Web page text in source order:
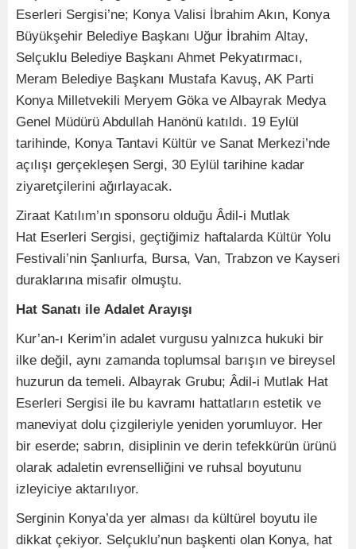
Eserleri Sergisi’ne; Konya Valisi İbrahim Akın, Konya
Büyükşehir Belediye Başkanı Uğur İbrahim Altay,
Selçuklu Belediye Başkanı Ahmet Pekyatırmacı,
Meram Belediye Başkanı Mustafa Kavuş, AK Parti
Konya Milletvekili Meryem Göka ve Albayrak Medya
Genel Müdürü Abdullah Hanönü katıldı. 19 Eylül
tarihinde, Konya Tantavi Kültür ve Sanat Merkezi’nde
açılışı gerçekleşen Sergi, 30 Eylül tarihine kadar
ziyaretçilerini ağırlayacak.
Ziraat Katılım’ın sponsoru olduğu Âdil-i Mutlak
Hat Eserleri Sergisi, geçtiğimiz haftalarda Kültür Yolu
Festivali’nin Şanlıurfa, Bursa, Van, Trabzon ve Kayseri
duraklarına misafir olmuştu.
Hat Sanatı ile Adalet Arayışı
Kur’an-ı Kerim’in adalet vurgusu yalnızca hukuki bir
ilke değil, aynı zamanda toplumsal barışın ve bireysel
huzurun da temeli. Albayrak Grubu; Âdil-i Mutlak Hat
Eserleri Sergisi ile bu kavramı hattatların estetik ve
maneviyat dolu çizgileriyle yeniden yorumluyor. Her
bir eserde; sabrın, disiplinin ve derin tefekkürün ürünü
olarak adaletin evrenselliğini ve ruhsal boyutunu
izleyiciye aktarılıyor.
Serginin Konya’da yer alması da kültürel boyutu ile
dikkat çekiyor. Selçuklu’nun başkenti olan Konya, hat